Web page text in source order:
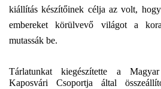
kiállítás készítőinek célja az volt,
embereket körülvevő világot a
mutassák be.
Tárlatunkat kiegészítette a
Kaposvári Csoportja
által